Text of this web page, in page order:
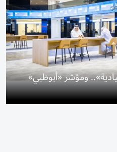
ومؤشر «أبوظبي»